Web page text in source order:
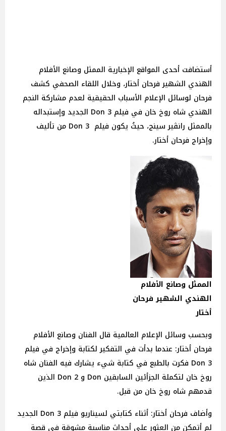
أستضافت أحدى المواقع الإخبارية الممثل وصانع الأفلام
الهندي الشهير فرحان أختار، وخلال اللقاء الصحفي كشف
فرحان لوسائل الإعلام الأسباب الحقيقية لعدم مشاركة النجم
الهندي شاه روخ خان في فيلم Don 3 الجديد وإستبداله
بالممثل رانڤير سينج، حيثُ يكون فيلم Don 3 من تأليف
وإخراج فرحان أختار.
الممثل وصانع الأفلام
الهندي الشهير فرحان
أختار
وبحسب وسائل الإعلام العالمية قال الفنان وصانع الأفلام
فرحان أختار: عندما بدأت في التفكير لكتابة وإخراج في فيلم
Don 3 فكرت بالطبع في كتابة شيء يشارك فيه الفنان شاه
روخ خان لتكملة الجزأئين السابقين Don و Don 2 الذين
قدمهم شاه روخ خان من قبل.
وأضاف فرحان أختار: أثناء كتابتي لسيناريو فيلم Don 3 الجديد
لم أتمكن من العثور على أحداث مناسبة مشوقة في قصة